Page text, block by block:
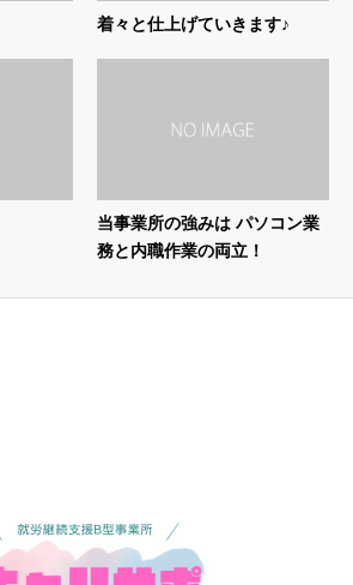
着々と仕上げていきます♪
当事業所の強みは パソコン業
務と内職作業の両立！